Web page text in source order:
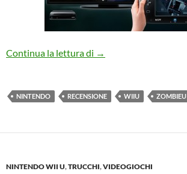
Continua la lettura di ZombiU: la recensione
→
NINTENDO RECENSIONE WIIU ZOMBIEU
NINTENDO WII U,TRUCCHI,VIDEOGIOCHI